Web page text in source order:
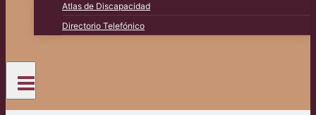
Atlas de Discapacidad
Directorio Telefónico